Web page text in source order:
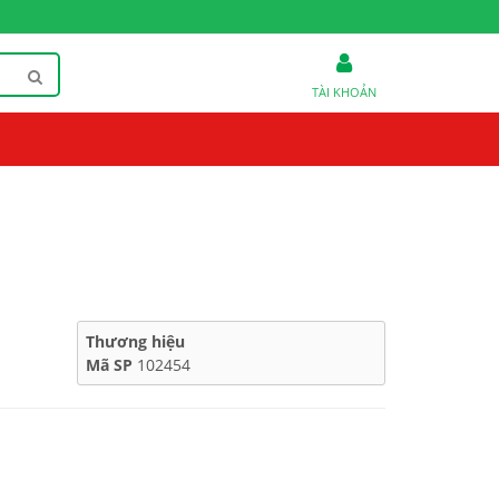
TÀI KHOẢN
Thương hiệu
Mã SP 102454